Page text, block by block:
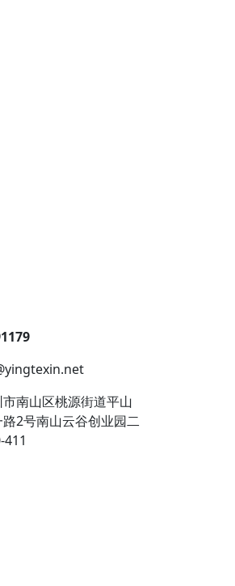
南山区桃源街道平山
2号南山云谷创业园二